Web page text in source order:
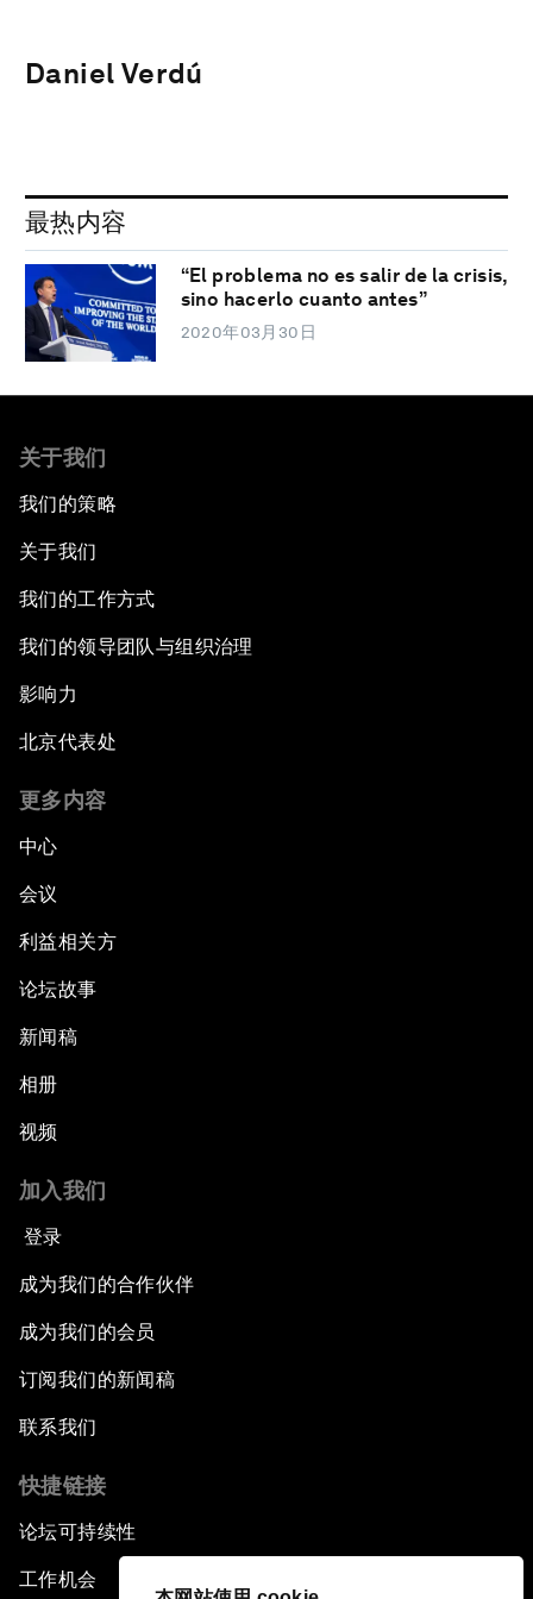
Daniel Verdú
最热内容
“El problema no es salir de la crisis,
sino hacerlo cuanto antes”
2020年03月30日
关于我们
我们的策略
关于我们
我们的工作方式
我们的领导团队与组织治理
影响力
北京代表处
更多内容
中心
会议
利益相关方
论坛故事
新闻稿
相册
视频
加入我们
登录
成为我们的合作伙伴
成为我们的会员
订阅我们的新闻稿
联系我们
快捷链接
论坛可持续性
工作机会